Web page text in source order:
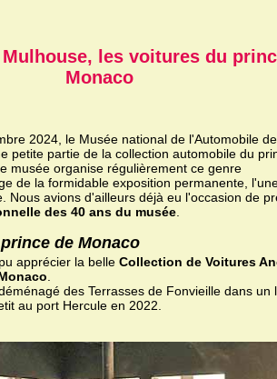
les voitures du
Monaco
2024, le Musée national de l'Automobile de
petite partie de la collection automobile du
musée organise régulièrement ce genre
de la formidable exposition permanente,
Nous avions d'ailleurs déjà eu l'occasion de
des 40 ans du musée
de Monaco
apprécier la belle Collection de Voitures
.
des Terrasses de Fonvieille dans un
au port Hercule en 2022.